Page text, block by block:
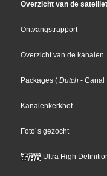
Overzicht van de
Ontvangstrapport
Overzicht van de kanalen
Packages ( Dutch - Canal
Kanalenkerkhof
Foto´s gezocht
Ultra High